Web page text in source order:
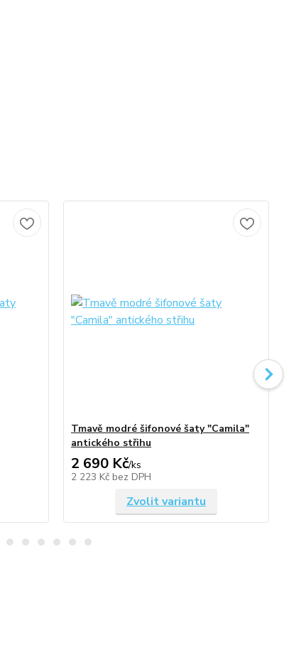
Tmavě modré šifonové šaty "Camila"
antického střihu
2 690 Kč/ks
2 223 Kč bez DPH
Zvolit variantu